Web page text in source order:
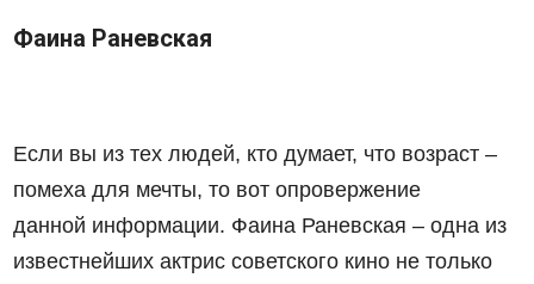
Фаина Раневская
Если вы из тех людей, кто думает, что возраст –
помеха для мечты, то вот опровержение
данной информации. Фаина Раневская – одна из
известнейших актрис советского кино не только